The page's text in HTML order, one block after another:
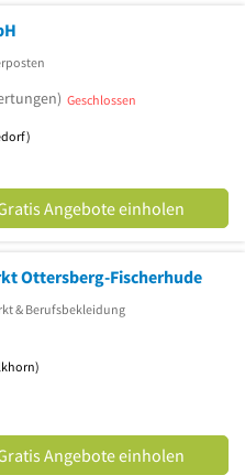
Geschlossen
Angebote einholen
Ottersberg-Fischerhude
& Berufsbekleidung
Angebote einholen